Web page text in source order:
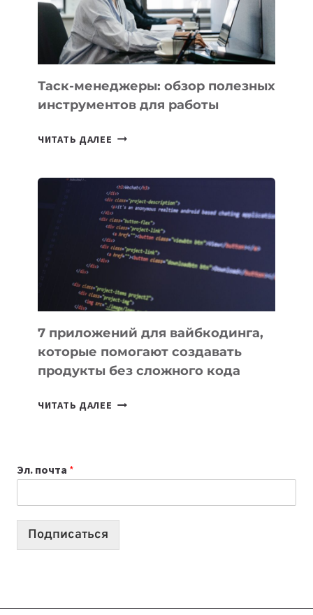
ЕМУ
МОЖНО
ПОРУЧИТЬ
УЖЕ
СЕГОДНЯ
Таск-менеджеры: обзор полезных
инструментов для работы
ЧИТАТЬ ДАЛЕЕ ТАСК-
ПОЛЕЗНЫХ
ИНСТРУМЕНТОВ
ДЛЯ
РАБОТЫ
7 приложений для вайбкодинга,
которые помогают создавать
продукты без сложного кода
ЧИТАТЬ ДАЛЕЕ
СОЗДАВАТЬ
ПРОДУКТЫ
Эл. почта *
Подписаться